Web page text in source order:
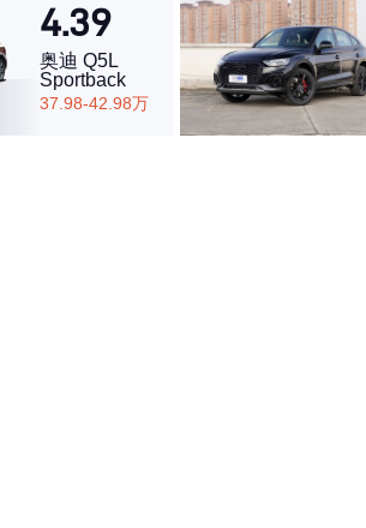
4.39
奥迪 Q5L
Sportback
37.98-42.98万